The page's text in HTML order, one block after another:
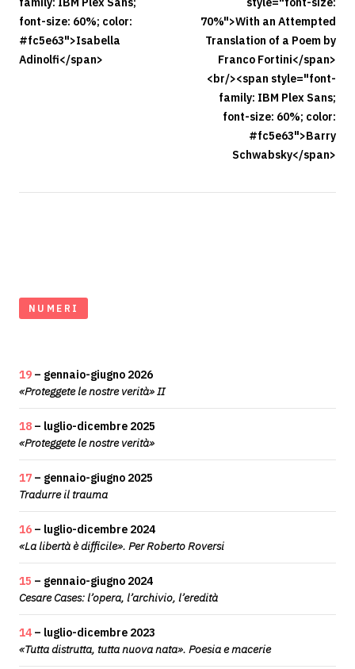
font-size: 60%; color:
#fc5e63">Isabella
Adinolfi</span>
70%">With an Attempted
Translation of a Poem by
Franco Fortini</span>
<br/><span style="font-
family: IBM Plex Sans;
font-size: 60%; color:
#fc5e63">Barry
Schwabsky</span>
NUMERI
19 – gennaio-giugno 2026
«Proteggete le nostre verità» II
18 – luglio-dicembre 2025
«Proteggete le nostre verità»
17 – gennaio-giugno 2025
Tradurre il trauma
16 – luglio-dicembre 2024
«La libertà è difficile». Per Roberto Roversi
15 – gennaio-giugno 2024
Cesare Cases: l’opera, l’archivio, l’eredità
14 – luglio-dicembre 2023
«Tutta distrutta, tutta nuova nata». Poesia e macerie